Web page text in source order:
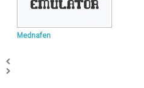
Mednafen